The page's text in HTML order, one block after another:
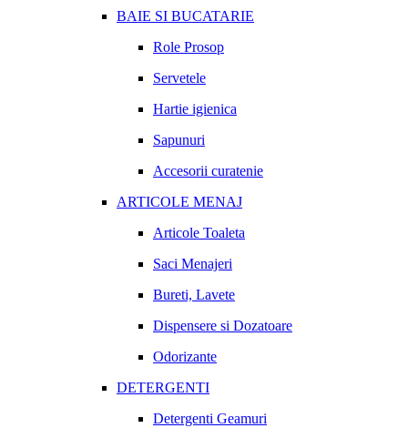
BAIE SI BUCATARIE
Role Prosop
Servetele
Hartie igienica
Sapunuri
Accesorii curatenie
ARTICOLE MENAJ
Articole Toaleta
Saci Menajeri
Bureti, Lavete
Dispensere si Dozatoare
Odorizante
DETERGENTI
Detergenti Geamuri